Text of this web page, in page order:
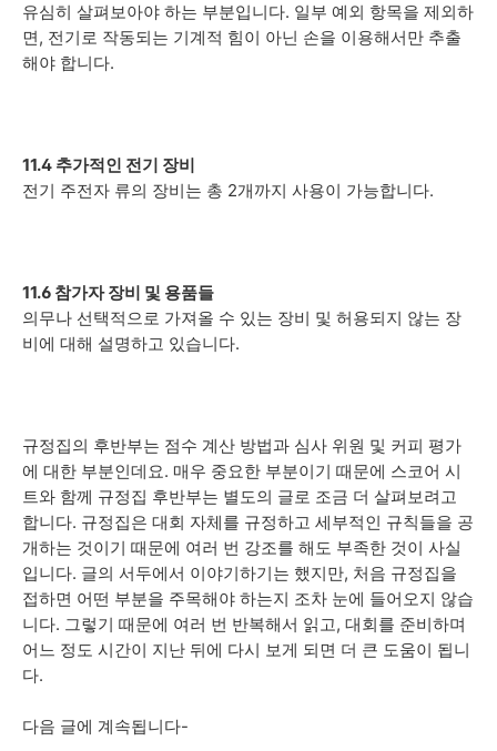
유심히 살펴보아야 하는 부분입니다. 일부 예외 항목을 제외하
면, 전기로 작동되는 기계적 힘이 아닌 손을 이용해서만 추출
해야 합니다.
11.4 추가적인 전기 장비
전기 주전자 류의 장비는 총 2개까지 사용이 가능합니다.
11.6 참가자 장비 및 용품들
의무나 선택적으로 가져올 수 있는 장비 및 허용되지 않는 장
비에 대해 설명하고 있습니다.
규정집의 후반부는 점수 계산 방법과 심사 위원 및 커피 평가
에 대한 부분인데요. 매우 중요한 부분이기 때문에 스코어 시
트와 함께 규정집 후반부는 별도의 글로 조금 더 살펴보려고
합니다. 규정집은 대회 자체를 규정하고 세부적인 규칙들을 공
개하는 것이기 때문에 여러 번 강조를 해도 부족한 것이 사실
입니다. 글의 서두에서 이야기하기는 했지만, 처음 규정집을
접하면 어떤 부분을 주목해야 하는지 조차 눈에 들어오지 않습
니다. 그렇기 때문에 여러 번 반복해서 읽고, 대회를 준비하며
어느 정도 시간이 지난 뒤에 다시 보게 되면 더 큰 도움이 됩니
다.
다음 글에 계속됩니다-